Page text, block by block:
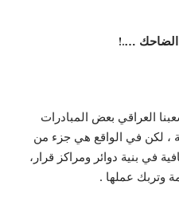
الضاحك ….!
العراقي بعض المبادرات
، لكن في الواقع هي جزء من
بنية دوائر ومراكز قرار،
وتربك عملها .